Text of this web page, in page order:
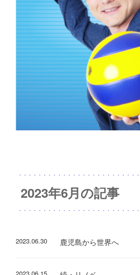
2023年6月の記事
2023.06.30 鹿児島から世界へ